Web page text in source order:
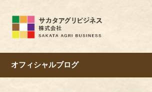
オフィシャルブログ